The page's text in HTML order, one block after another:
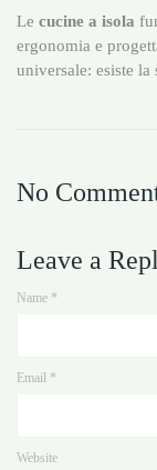
Le cucine a isola
ergonomia e
universale: esiste
No
Leave a
Name *
Email *
Website